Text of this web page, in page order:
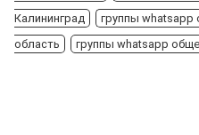
Калининград
группы whatsapp
область
группы whatsapp